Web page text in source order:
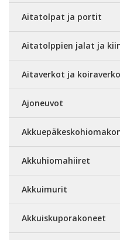
Aitatolpat ja portit
Aitatolppien jalat ja
Aitaverkot ja
Ajoneuvot
Akkuhiomahiiret
Akkuimurit
Akkuiskuporakoneet